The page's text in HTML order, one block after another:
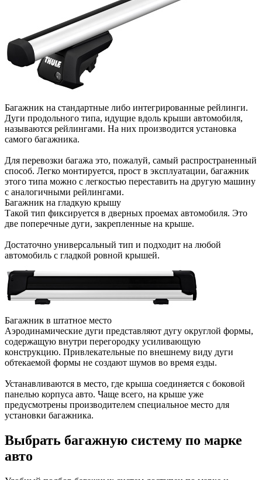
Багажник на стандартные либо интегрированные рейлинги.
Дуги продольного типа, идущие вдоль крыши автомобиля,
называются рейлингами. На них производится установка
самого багажника.
Для перевозки багажа это, пожалуй, самый распространенный
способ. Легко монтируется, прост в эксплуатации, багажник
этого типа можно с легкостью переставить на другую машину
с аналогичными рейлингами.
Багажник на гладкую крышу
Такой тип фиксируется в дверных проемах автомобиля. Это
две поперечные дуги, закрепленные на крыше.
Достаточно универсальный тип и подходит на любой
автомобиль с гладкой ровной крышей.
Багажник в штатное место
Аэродинамические дуги представляют дугу округлой формы,
содержащую внутри перегородку усиливающую
конструкцию. Привлекательные по внешнему виду дуги
обтекаемой формы не создают шумов во время езды.
Устанавливаются в место, где крыша соединяется с боковой
панелью корпуса авто. Чаще всего, на крыше уже
предусмотрены производителем специальное место для
установки багажника.
Выбрать багажную систему по марке
авто